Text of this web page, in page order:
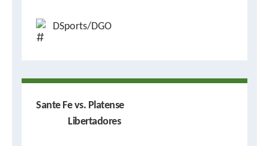
DSports/DGO
Sante Fe vs. Platense
Libertadores